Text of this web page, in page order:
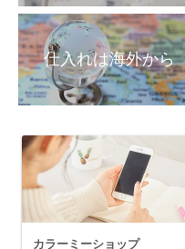
仕入れは海外から
カラーミーショップ